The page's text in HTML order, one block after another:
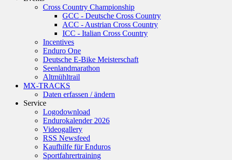
Cross Country Championship
GCC - Deutsche Cross Country
ACC - Austrian Cross Country
ICC - Italian Cross Country
Incentives
Enduro One
Deutsche E-Bike Meisterschaft
Seenlandmarathon
Altmühltrail
MX-TRACKS
Daten erfassen / ändern
Service
Logodownload
Endurokalender 2026
Videogallery
RSS Newsfeed
Kaufhilfe für Enduros
Sportfahrertraining